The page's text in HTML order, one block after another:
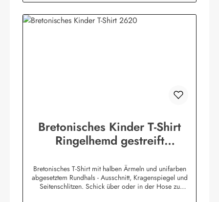
Bretonisches Kinder T-Shirt
Ringelhemd gestreift
Bretonisches T-Shirt mit halben Ärmeln und unifarben
abgesetztem Rundhals - Ausschnitt, Kragenspiegel und
Seitenschlitzen. Schick über oder in der Hose zu